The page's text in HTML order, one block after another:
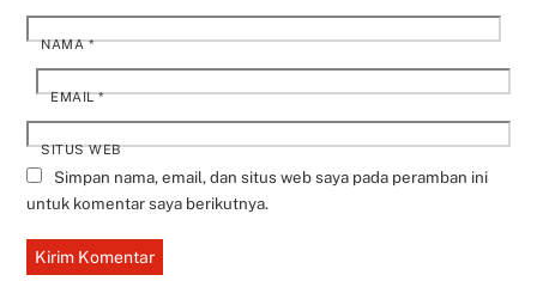
NAMA*
EMAIL*
SITUS WEB
Simpan nama, email, dan situs web saya pada peramban ini
untuk komentar saya berikutnya.